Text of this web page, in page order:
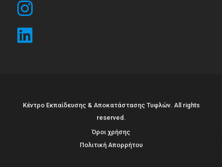
Κέντρο Εκπαίδευσης & Αποκατάστασης Τυφλών. All rights
reserved.
Όροι χρήσης
Πολιτική Απορρήτου